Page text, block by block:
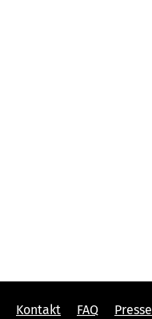
Kontakt FAQ Presse